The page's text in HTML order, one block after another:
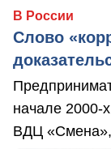
В России
Слово
начале 2000-
ВДЦ «Смена»,